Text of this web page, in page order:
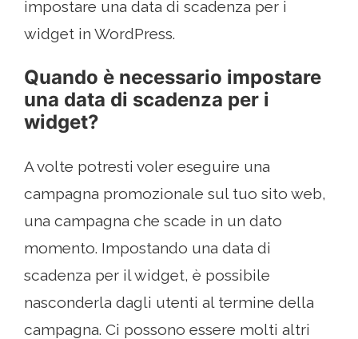
impostare una data di scadenza per i
widget in WordPress.
Quando è necessario impostare
una data di scadenza per i
widget?
A volte potresti voler eseguire una
campagna promozionale sul tuo sito web,
una campagna che scade in un dato
momento. Impostando una data di
scadenza per il widget, è possibile
nasconderla dagli utenti al termine della
campagna. Ci possono essere molti altri